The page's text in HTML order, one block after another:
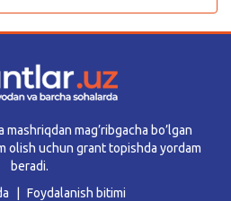
mag’ribgacha bo’lgan
olish uchun grant topishda yordam
beradi.
Foydalanish bitimi